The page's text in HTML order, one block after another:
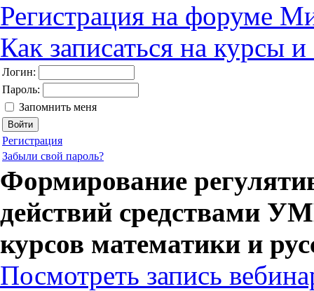
Регистрация на форуме
Как записаться на курсы
Логин:
Пароль:
Запомнить меня
Регистрация
Забыли свой пароль?
Формирование
действий средствами
курсов математики и
Посмотреть запись